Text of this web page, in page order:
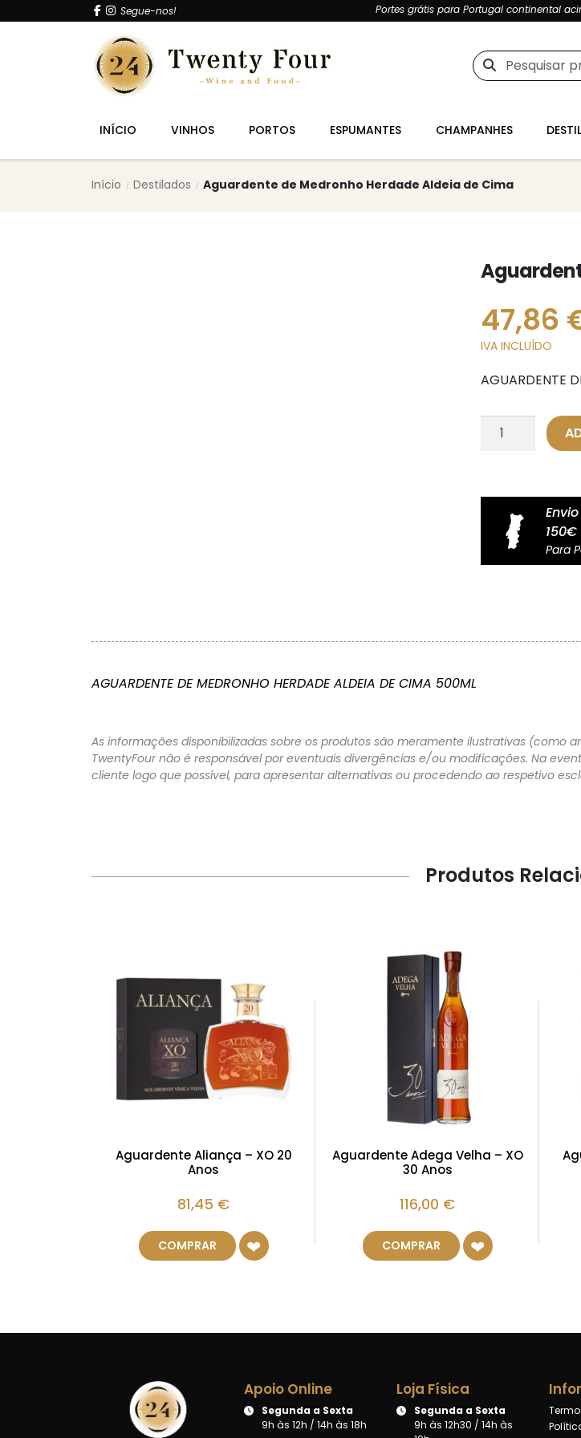
Segue-nos! Portes grátis para Portugal continental
Pesquisar
por:
INÍCIO VINHOS PORTOS ESPUMANTES CHAMPANHES
Início Destilados Aguardente de Medronho Herdade Aldeia de Cima
47,86
IVA INCLUÍDO
AGUARDENTE
Quantidade
Medronho
Herdade
Aldeia
150€
Para
AGUARDENTE DE MEDRONHO HERDADE ALDEIA DE CIMA 500ML
As informações disponibilizadas sobre os produtos são meramente ilustrativas (como
TwentyFour não é responsável por eventuais divergências e/ou modificações. Na
cliente logo que possível, para apresentar alternativas ou procedendo ao respetivo
Produtos
Aguardente Aliança – XO 20
Anos
81,45 €
COMPRAR
Aguardente Adega Velha – XO
30 Anos
116,00 €
COMPRAR
Apoio Online
Segunda a Sexta
9h às 12h / 14h às 18h
Loja Física
Segunda a Sexta
9h às 12h30 / 14h às